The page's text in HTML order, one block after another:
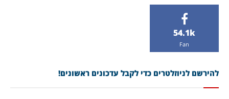
54.1k
Fan
להירשם לניוזלטרים כדי לקבל עדכונים ראשונים!